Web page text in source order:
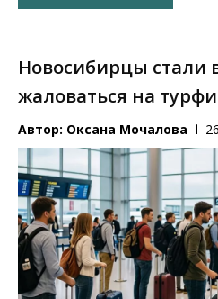
Новосибирцы стали
жаловаться на
Автор: Оксана Мочалова